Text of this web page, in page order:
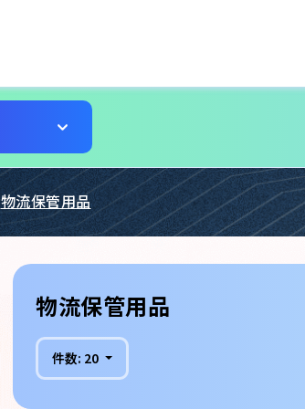
物流保管用品
物流保管用品
件数: 20